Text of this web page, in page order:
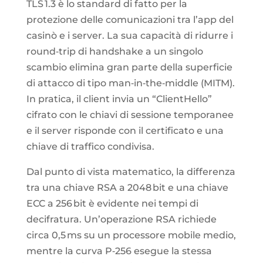
TLS 1.3 è lo standard di fatto per la
protezione delle comunicazioni tra l’app del
casinò e i server. La sua capacità di ridurre i
round‑trip di handshake a un singolo
scambio elimina gran parte della superficie
di attacco di tipo man‑in‑the‑middle (MITM).
In pratica, il client invia un “ClientHello”
cifrato con le chiavi di sessione temporanee
e il server risponde con il certificato e una
chiave di traffico condivisa.
Dal punto di vista matematico, la differenza
tra una chiave RSA a 2048 bit e una chiave
ECC a 256 bit è evidente nei tempi di
decifratura. Un’operazione RSA richiede
circa 0,5 ms su un processore mobile medio,
mentre la curva P‑256 esegue la stessa